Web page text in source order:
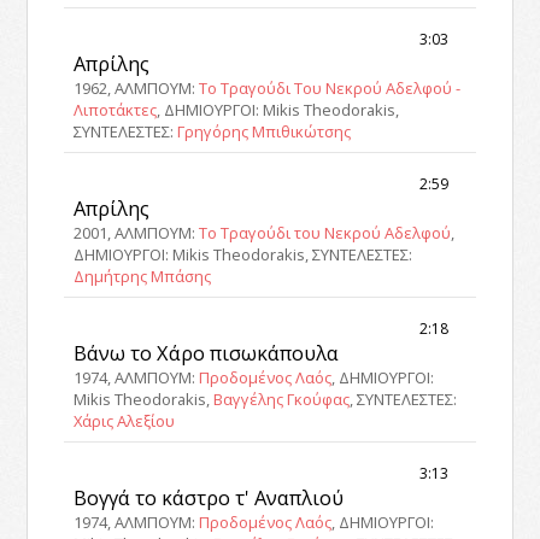
3:03
Απρίλης
1962, ΑΛΜΠΟΥΜ:Το Τραγούδι Του Νεκρού Αδελφού -
Λιποτάκτες, ΔΗΜΙΟΥΡΓΟΙ: Mikis Theodorakis,
ΣΥΝΤΕΛΕΣΤΕΣ: Γρηγόρης Μπιθικώτσης
2:59
Απρίλης
2001, ΑΛΜΠΟΥΜ:Το Τραγούδι του Νεκρού Αδελφού,
ΔΗΜΙΟΥΡΓΟΙ: Mikis Theodorakis, ΣΥΝΤΕΛΕΣΤΕΣ:
Δημήτρης Μπάσης
2:18
Βάνω το Χάρο πισωκάπουλα
1974, ΑΛΜΠΟΥΜ: Προδομένος Λαός, ΔΗΜΙΟΥΡΓΟΙ:
Mikis Theodorakis, Βαγγέλης Γκούφας, ΣΥΝΤΕΛΕΣΤΕΣ:
Χάρις Αλεξίου
3:13
Βογγά το κάστρο τ' Αναπλιού
1974, ΑΛΜΠΟΥΜ: Προδομένος Λαός, ΔΗΜΙΟΥΡΓΟΙ: